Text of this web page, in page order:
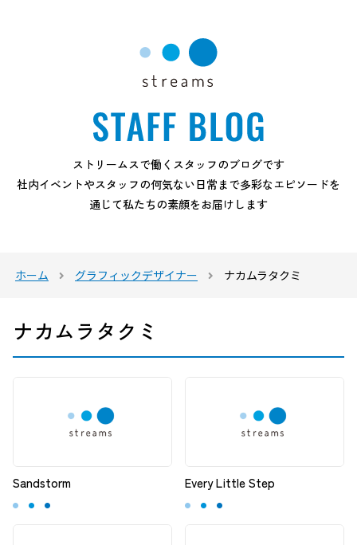
ストリームスで働くスタッフのブログです
社内イベントやスタッフの何気ない日常まで多彩なエピソードを
通じて私たちの素顔をお届けします
ホーム グラフィックデザイナー ナカムラタクミ
ナカムラタクミ
Sandstorm Every Little Step